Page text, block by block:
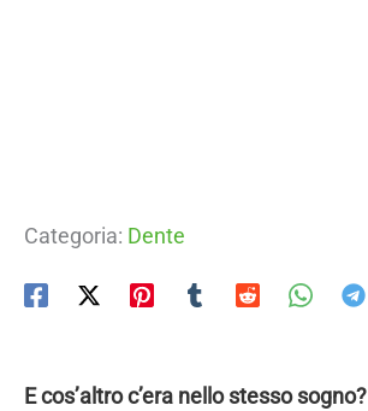
Categoria: Dente
E cos’altro c’era nello stesso sogno?